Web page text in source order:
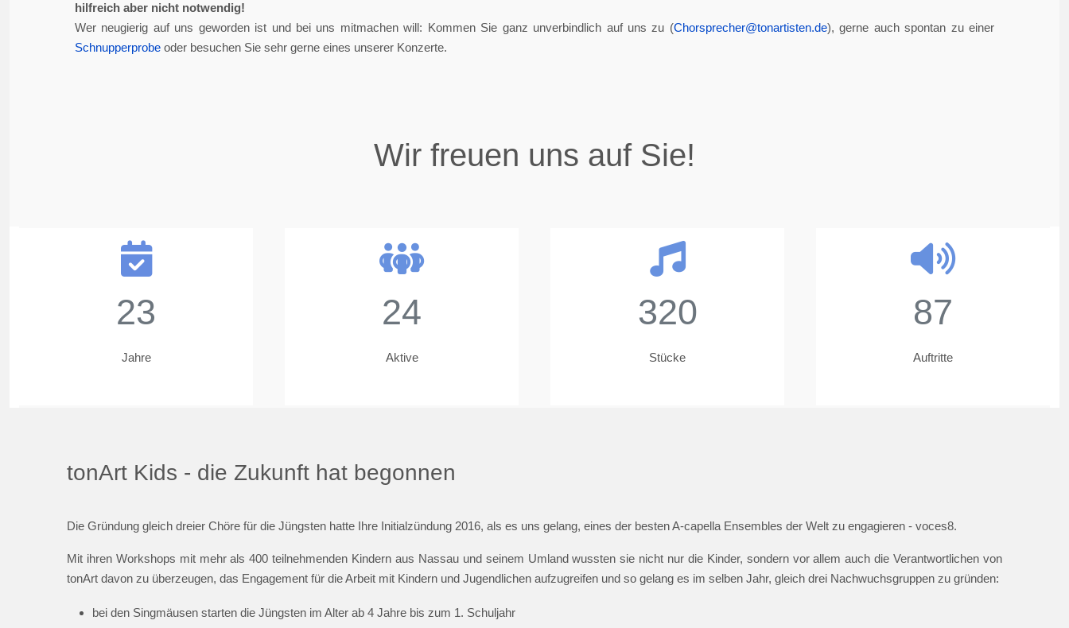
hilfreich aber nicht notwendig!
Wer neugierig auf uns geworden ist und bei uns mitmachen will: Kommen Sie ganz unverbindlich auf uns zu (Chorsprecher@tonartisten.de), gerne auch spontan zu einer
Schnupperprobe oder besuchen Sie sehr gerne eines unserer Konzerte.
Wir freuen uns auf Sie!
23
Jahre
24
Aktive
320
Stücke
87
Auftritte
tonArt Kids - die Zukunft hat begonnen
Die Gründung gleich dreier Chöre für die Jüngsten hatte Ihre Initialzündung 2016, als es uns gelang, eines der besten A-capella Ensembles der Welt zu engagieren - voces8.
Mit ihren Workshops mit mehr als 400 teilnehmenden Kindern aus Nassau und seinem Umland wussten sie nicht nur die Kinder, sondern vor allem auch die Verantwortlichen von
tonArt davon zu überzeugen, das Engagement für die Arbeit mit Kindern und Jugendlichen aufzugreifen und so gelang es im selben Jahr, gleich drei Nachwuchsgruppen zu gründen:
bei den Singmäusen starten die Jüngsten im Alter ab 4 Jahre bis zum 1. Schuljahr